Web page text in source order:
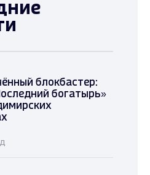
блокбастер:
богатырь»